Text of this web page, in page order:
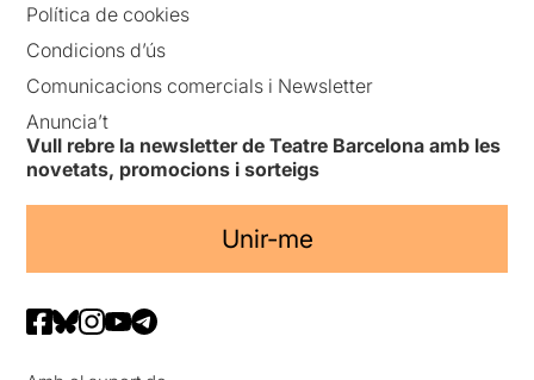
Política de cookies
Condicions d’ús
Comunicacions comercials i Newsletter
Anuncia’t
Vull rebre la newsletter de Teatre Barcelona amb les
novetats, promocions i sorteigs
Unir-me